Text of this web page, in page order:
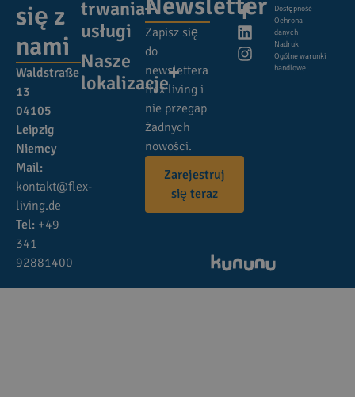
się z
nami
Waldstraße
13
04105
Leipzig
Niemcy
Mail:
kontakt@flex-
living.de
Tel: +49
341
92881400
trwania
usługi
Nasze
lokalizacje
Newsletter
Zapisz się
do
newslettera
flex living i
nie przegap
żadnych
nowości.
Zarejestruj
się teraz
Dostępność
Ochrona
danych
Nadruk
Ogólne warunki
handlowe